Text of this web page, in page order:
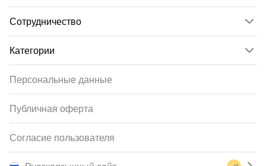
Сотрудничество
Категории
Персональные данные
Публичная оферта
Согласие пользователя